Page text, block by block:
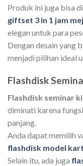
Produk ini juga bisa
giftset 3 in 1 jam
elegan untuk para
Dengan desain yang
menjadi pilihan ideal
Flashdisk
Flashdisk seminar
diminati karena
panjang.
Anda dapat memilih
flashdisk model
Selain itu, ada juga